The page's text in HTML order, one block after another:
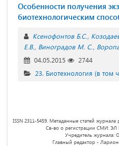
Особенности получения
биотехнологическим
Ксенофонтов Б.С.
Е.В. Виноградов М. С.
04.05.2015
2744
23. Биотехнология (в том
ISSN 2311-5459. Метаданные статей
Св-во о регистрации СМИ: ЭЛ
Учредитель
Главный редактор -